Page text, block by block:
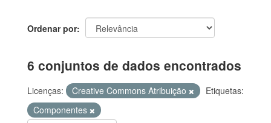
Ordenar por
6 conjuntos de dados encontrados
Licenças: Creative Commons Atribuição
Etiquetas:
Componentes